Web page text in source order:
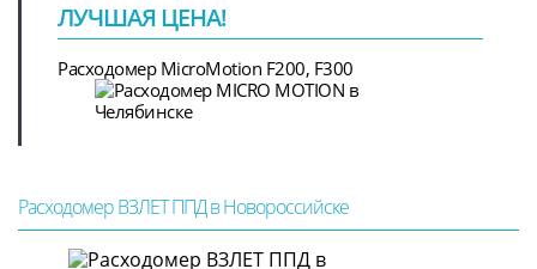
ЛУЧШАЯ ЦЕНА!
Расходомер MicroMotion F200, F300
Расходомер ВЗЛЕТ ППД в Новороссийске